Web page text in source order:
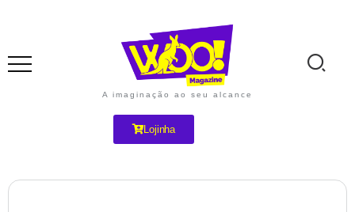
A imaginação ao seu alcance
Lojinha